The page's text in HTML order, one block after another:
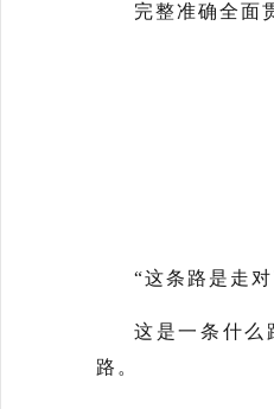
完整准确全面
“这条路是走
这是一条什么
路。